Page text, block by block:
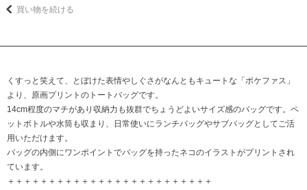
買い物を続ける
くすっと笑えて、とぼけた表情やしぐさがなんともキュートな「ポケファス」
より、原画プリントのトートバッグです。
14cm程度のマチがあり収納力も抜群でちょうどよいサイズ感のバッグです。ペ
ットボトルや水筒も収まり、日常使いにランチバッグやサブバッグとしてご活
用いただけます。
バッグの内側にワンポイントでバッグを持ったネコのイラストがプリントされ
ています。
＋＋＋＋＋＋＋＋＋＋＋＋＋＋＋＋＋＋＋＋＋＋＋＋＋